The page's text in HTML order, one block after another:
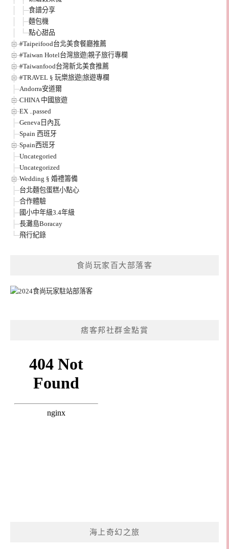
食譜分享
麵包機
點心甜品
#Taipeifood台北美食餐廳推薦
#Taiwan Hotel台灣旅遊|親子旅行專欄
#Taiwanfood台灣新北美食推薦
#TRAVEL § 玩樂旅遊|旅遊專欄
Andorra安道爾
CHINA 中國旅遊
EX ..passed
Geneva日內瓦
Spain 西班牙
Spain西班牙
Uncategoried
Uncategorized
Wedding § 婚禮籌備
台北麵包蛋糕小點心
合作體驗
國小中年級3.4年級
長灘島Boracay
飛行紀錄
食尚玩家百大部落客
痞客邦社群金點賞
海上奇幻之旅